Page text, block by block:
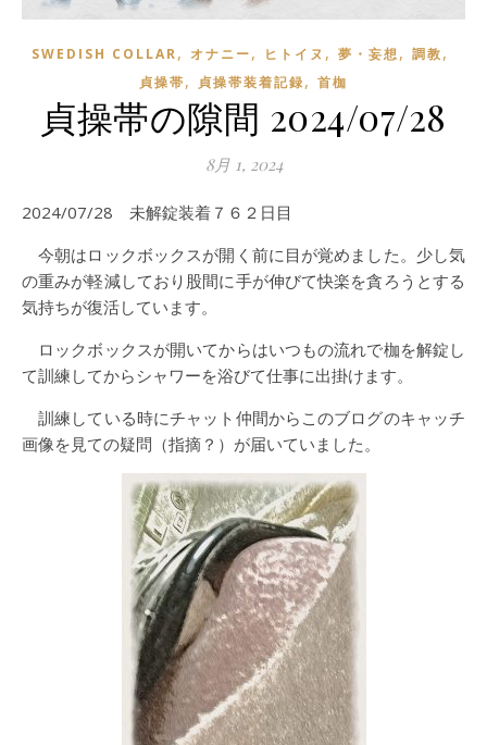
SWEDISH COLLAR, オナニー, ヒトイヌ , 夢・妄想, 調教,
貞操帯, 貞操帯装着記録, 首枷
貞操帯の隙間 2024/07/28
8月 1, 2024
2024/07/28 未解錠装着７６２日目
今朝はロックボックスが開く前に目が覚めました。少し気
の重みが軽減しており股間に手が伸びて快楽を貪ろうとする
気持ちが復活しています。
ロックボックスが開いてからはいつもの流れで枷を解錠し
て訓練してからシャワーを浴びて仕事に出掛けます。
訓練している時にチャット仲間からこのブログのキャッチ
画像を見ての疑問（指摘？）が届いていました。